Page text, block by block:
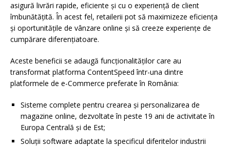
asigură livrări rapide, eficiente și cu o experiență de client
îmbunătățită. În acest fel, retailerii pot să maximizeze eficiența
și oportunitățile de vânzare online și să creeze experiențe de
cumpărare diferențiatoare.
Aceste beneficii se adaugă funcționalităților care au
transformat platforma ContentSpeed într-una dintre
platformele de e-Commerce preferate în România:
Sisteme complete pentru crearea și personalizarea de
magazine online, dezvoltate în peste 19 ani de activitate în
Europa Centrală și de Est;
Soluții software adaptate la specificul diferitelor industrii